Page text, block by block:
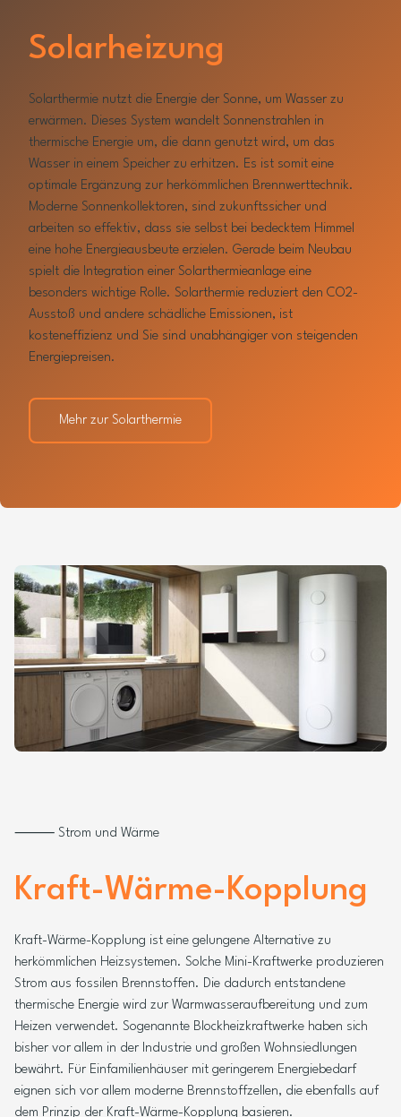
Solarheizung
Solarthermie nutzt die Energie der Sonne, um Wasser zu
erwärmen. Dieses System wandelt Sonnenstrahlen in
thermische Energie um, die dann genutzt wird, um das
Wasser in einem Speicher zu erhitzen. Es ist somit eine
optimale Ergänzung zur herkömmlichen Brennwerttechnik.
Moderne Sonnenkollektoren, sind zukunftssicher und
arbeiten so effektiv, dass sie selbst bei bedecktem Himmel
eine hohe Energieausbeute erzielen. Gerade beim Neubau
spielt die Integration einer Solarthermieanlage eine
besonders wichtige Rolle. Solarthermie reduziert den CO2-
Ausstoß und andere schädliche Emissionen, ist
kosteneffizienz und Sie sind unabhängiger von steigenden
Energiepreisen.
Mehr zur Solarthermie
⸻ Strom und Wärme
Kraft-Wärme-Kopplung
Kraft-Wärme-Kopplung ist eine gelungene Alternative zu
herkömmlichen Heizsystemen. Solche Mini-Kraftwerke produzieren
Strom aus fossilen Brennstoffen. Die dadurch entstandene
thermische Energie wird zur Warmwasseraufbereitung und zum
Heizen verwendet. Sogenannte Blockheizkraftwerke haben sich
bisher vor allem in der Industrie und großen Wohnsiedlungen
bewährt. Für Einfamilienhäuser mit geringerem Energiebedarf
eignen sich vor allem moderne Brennstoffzellen, die ebenfalls auf
dem Prinzip der Kraft-Wärme-Kopplung basieren.